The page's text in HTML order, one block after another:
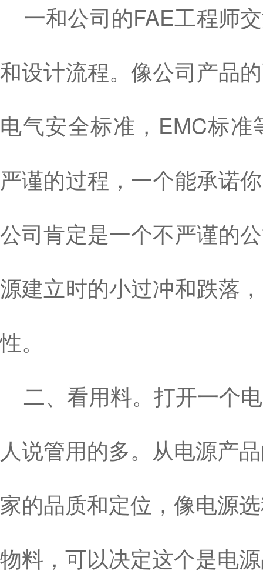
一和公司的FAE工程师
和设计流程。像公司产品
电气安全标准，EMC标
严谨的过程，一个能承诺
公司肯定是一个不严谨的
源建立时的小过冲和跌落
性。
二、看用料。打开一个
人说管用的多。从电源产
家的品质和定位，像电源
物料，可以决定这个是电